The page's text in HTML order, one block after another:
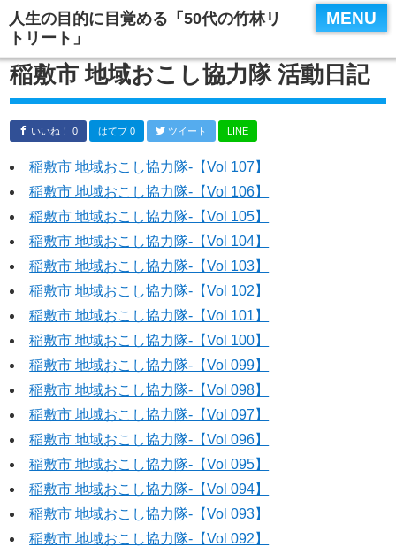
人生の目的に目覚める「50代の竹林リ
トリート」
MENU
稲敷市 地域おこし協力隊 活動日記
いいね！ 0 はてブ 0 ツイート LINE
稲敷市 地域おこし協力隊‐【Vol 107】
稲敷市 地域おこし協力隊‐【Vol 106】
稲敷市 地域おこし協力隊‐【Vol 105】
稲敷市 地域おこし協力隊‐【Vol 104】
稲敷市 地域おこし協力隊‐【Vol 103】
稲敷市 地域おこし協力隊‐【Vol 102】
稲敷市 地域おこし協力隊‐【Vol 101】
稲敷市 地域おこし協力隊‐【Vol 100】
稲敷市 地域おこし協力隊‐【Vol 099】
稲敷市 地域おこし協力隊‐【Vol 098】
稲敷市 地域おこし協力隊‐【Vol 097】
稲敷市 地域おこし協力隊‐【Vol 096】
稲敷市 地域おこし協力隊‐【Vol 095】
稲敷市 地域おこし協力隊‐【Vol 094】
稲敷市 地域おこし協力隊‐【Vol 093】
稲敷市 地域おこし協力隊‐【Vol 092】